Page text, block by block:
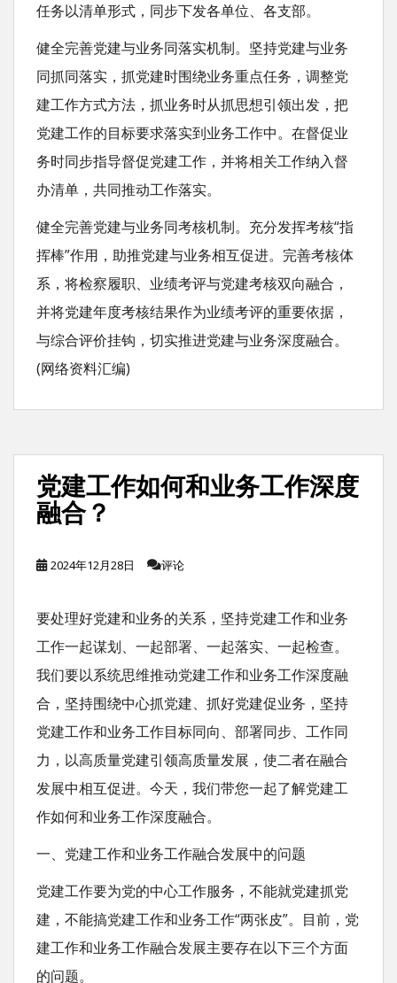
任务以清单形式，同步下发各单位、各支部。
健全完善党建与业务同落实机制。坚持党建与业务
同抓同落实，抓党建时围绕业务重点任务，调整党
建工作方式方法，抓业务时从抓思想引领出发，把
党建工作的目标要求落实到业务工作中。在督促业
务时同步指导督促党建工作，并将相关工作纳入督
办清单，共同推动工作落实。
健全完善党建与业务同考核机制。充分发挥考核“指
挥棒”作用，助推党建与业务相互促进。完善考核体
系，将检察履职、业绩考评与党建考核双向融合，
并将党建年度考核结果作为业绩考评的重要依据，
与综合评价挂钩，切实推进党建与业务深度融合。
(网络资料汇编)
党建工作如何和业务工作深度
融合？
2024年12月28日 评论
要处理好党建和业务的关系，坚持党建工作和业务
工作一起谋划、一起部署、一起落实、一起检查。
我们要以系统思维推动党建工作和业务工作深度融
合，坚持围绕中心抓党建、抓好党建促业务，坚持
党建工作和业务工作目标同向、部署同步、工作同
力，以高质量党建引领高质量发展，使二者在融合
发展中相互促进。今天，我们带您一起了解党建工
作如何和业务工作深度融合。
一、党建工作和业务工作融合发展中的问题
党建工作要为党的中心工作服务，不能就党建抓党
建，不能搞党建工作和业务工作“两张皮”。目前，党
建工作和业务工作融合发展主要存在以下三个方面
的问题。